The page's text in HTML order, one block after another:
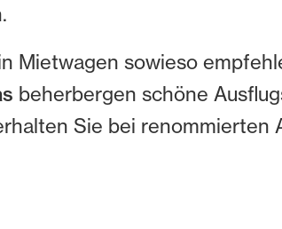
Mietwagen sowieso
beherbergen schöne
Sie bei renommierten